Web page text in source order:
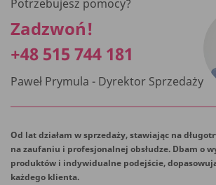
Potrzebujesz pomocy?
Zadzwoń!
+48 515 744 181
Paweł Prymula - Dyrektor Sprzedaży
Od lat działam w sprzedaży, stawiając na
na zaufaniu i profesjonalnej obsłudze. Dbam o
produktów i indywidualne podejście,
każdego klienta.